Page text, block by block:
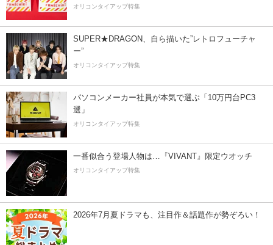
オリコンタイアップ特集
SUPER★DRAGON、自ら描いた”レトロフューチャ
ー”
オリコンタイアップ特集
パソコンメーカー社員が本気で選ぶ「10万円台PC3
選」
オリコンタイアップ特集
一番似合う登場人物は…『VIVANT』限定ウオッチ
オリコンタイアップ特集
2026年7月夏ドラマも、注目作＆話題作が勢ぞろい！